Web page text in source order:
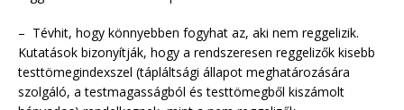
– Tévhit, hogy könnyebben fogyhat az, aki nem reggelizik.
Kutatások bizonyítják, hogy a rendszeresen reggelizők kisebb
testtömegindexszel (tápláltsági állapot meghatározására
szolgáló, a testmagasságból és testtömegből kiszámolt